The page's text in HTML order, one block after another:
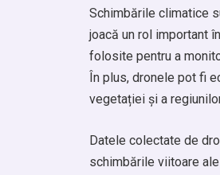
Schimbările climatice
joacă un rol important
folosite pentru a
În plus, dronele pot fi
vegetației și a
Datele colectate de
schimbările viitoare